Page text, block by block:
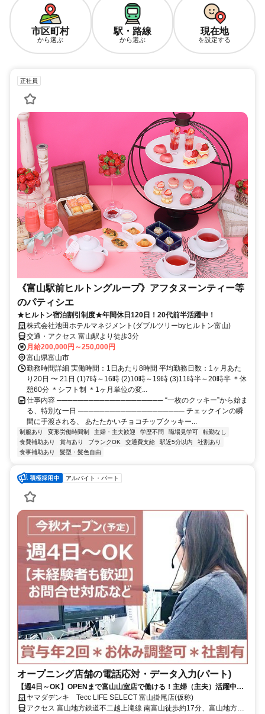
市区町村
から選ぶ
駅・路線
から選ぶ
現在地
を設定する
正社員
《富山駅前ヒルトングループ》アフタヌーンティー等
のパティシエ
★ヒルトン宿泊割引制度★年間休日120日！20代前半活躍中！
株式会社池田ホテルマネジメント(ダブルツリーbyヒルトン富山)
交通・アクセス 富山駅より徒歩3分
月給200,000円～250,000円
富山県富山市
勤務時間詳細 実働時間：1日あたり8時間 平均勤務日数：1ヶ月あた
り20日 〜 21日 (1)7時～16時 (2)10時～19時 (3)11時半～20時半 ＊休
憩60分 ＊シフト制 ＊1ヶ月単位の変...
仕事内容 ──────────────────── “一枚のクッキー”から始ま
る、特別な一日 ──────────────────── チェックインの瞬
間に手渡される、 あたたかいチョコチップクッキー...
制服あり 変形労働時間制 主婦・主夫歓迎 学歴不問 職場見学可
転勤なし
食費補助あり
賞与あり ブランクOK 交通費支給 駅近5分以内
社割あり
食事補助あり
髪型・髪色自由
アルバイト・パート
オープニング店舗の電話応対・データ入力(パート)
【週4日～OK】OPENまで富山山室店で働ける！主婦（主夫）活躍中＊
社割で家電をお得にGET！
ヤマダデンキ Tecc LIFE SELECT 富山掛尾店(仮称)
アクセス 富山地方鉄道不二越上滝線 南富山徒歩約17分、富山地方鉄